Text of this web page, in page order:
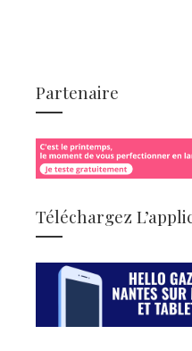
Partenaire
Téléchargez